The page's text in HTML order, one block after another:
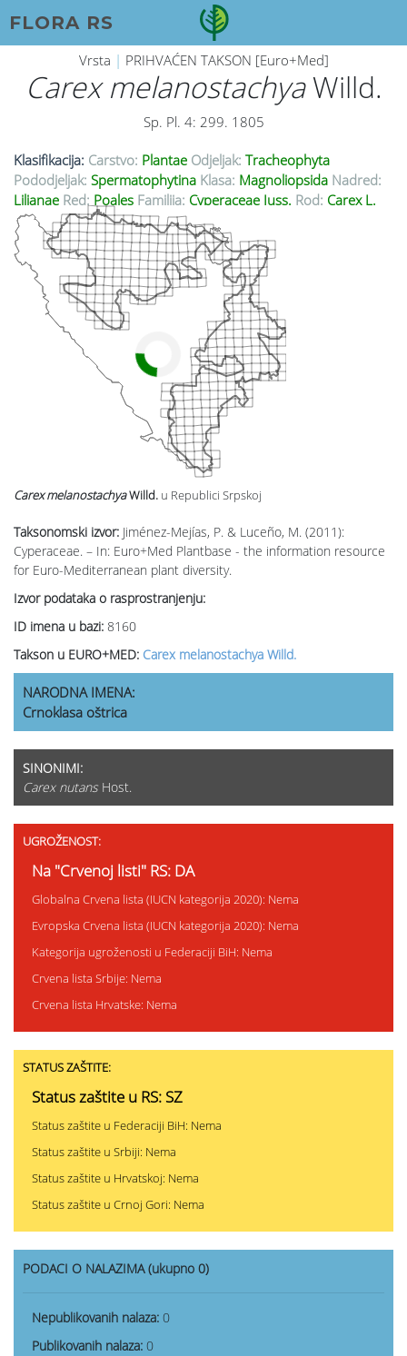
FLORA RS
Vrsta | PRIHVAĆEN TAKSON [Euro+Med]
Carex melanostachyaWilld.
Sp. Pl. 4: 299. 1805
Klasifikacija: Carstvo: Plantae Odjeljak: Tracheophyta
Pododjeljak: Spermatophytina Klasa: Magnoliopsida Nadred:
Lilianae Red: Poales Familija: Cyperaceae Juss. Rod: Carex L.
Taksonomski izvor: Jiménez-Mejías, P. & Luceño, M. (2011):
Cyperaceae. – In: Euro+Med Plantbase - the information resource
for Euro-Mediterranean plant diversity.
Izvor podataka o rasprostranjenju:
ID imena u bazi: 8160
Takson u EURO+MED: Carex melanostachya Willd.
Carex melanostachyaWilld. u Republici Srpskoj
NARODNA IMENA:
Crnoklasa oštrica
SINONIMI:
Carex nutans Host.
UGROŽENOST:
Na "Crvenoj listi" RS: DA
Globalna Crvena lista (IUCN kategorija 2020): Nema
Evropska Crvena lista (IUCN kategorija 2020): Nema
Kategorija ugroženosti u Federaciji BiH: Nema
Crvena lista Srbije: Nema
Crvena lista Hrvatske: Nema
STATUS ZAŠTITE:
Status zaštite u RS: SZ
Status zaštite u Federaciji BiH: Nema
Status zaštite u Srbiji: Nema
Status zaštite u Hrvatskoj: Nema
Status zaštite u Crnoj Gori: Nema
PODACI O NALAZIMA (ukupno 0)
Nepublikovanih nalaza: 0
Publikovanih nalaza: 0